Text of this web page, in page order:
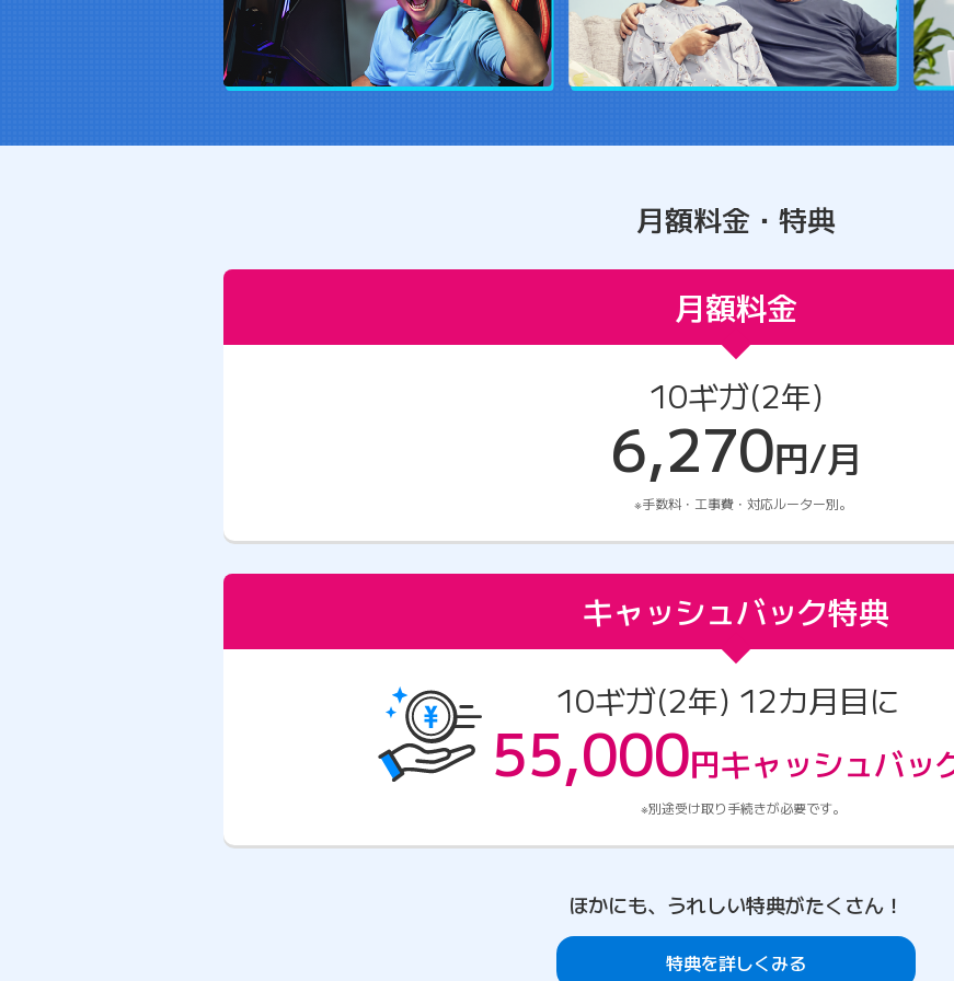
月額料金・特典
月額料金
10ギガ(2年)
6,270円/月
手数料・工事費・対応ルーター別。
キャッシュバック特典
10ギガ(2年) 12カ月目に
55,000円キャッシュバッ
別途受け取り手続きが必要です。
ほかにも、うれしい特典がたくさん！
特典を詳しくみる